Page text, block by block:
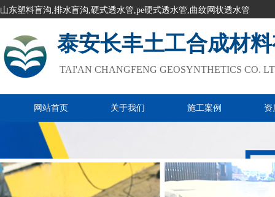
山东塑料盲沟,排水盲沟,硬式透水管,pe硬式透水管,曲纹网状透水管
泰安长丰土工合成材
TAI'AN CHANGFENG GEOSYNTHETICS CO.
网站首页 关于我们 施工案例 资